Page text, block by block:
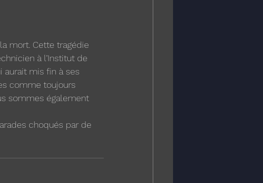
mort. Cette tragédie
à l’Institut de
aurait mis fin à ses
comme toujours
sommes également
choqués par de